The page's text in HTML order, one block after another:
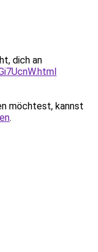
dich an
möchtest, kannst
.